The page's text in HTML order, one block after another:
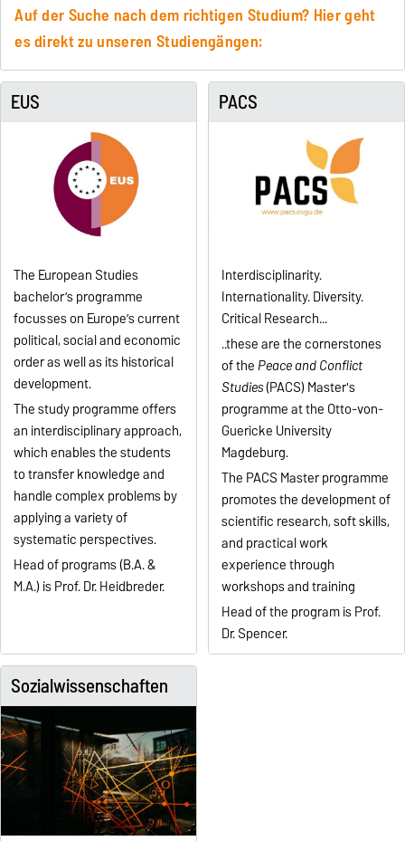
Auf der Suche nach dem richtigen Studium? Hier geht
es direkt zu unseren Studiengängen:
EUS
The European Studies
bachelor’s programme
focusses on Europe’s current
political, social and economic
order as well as its historical
development.
The study programme offers
an interdisciplinary approach,
which enables the students
to transfer knowledge and
handle complex problems by
applying a variety of
systematic perspectives.
Head of programs (B.A. &
M.A.) is Prof. Dr. Heidbreder.
PACS
Interdisciplinarity.
Internationality. Diversity.
Critical Research...
..these are the cornerstones
of the Peace and Conflict
Studies(PACS) Master's
programme at the Otto-von-
Guericke University
Magdeburg.
The PACS Master programme
promotes the development of
scientific research, soft skills,
and practical work
experience through
workshops and training
Head of the program is Prof.
Dr. Spencer.
Sozialwissenschaften